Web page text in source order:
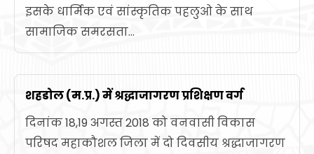
इसके धार्मिक एवं सांस्कृतिक पहलुओ के साथ
सामाजिक समरसता...
शहडोल (म.प्र.) में श्रद्धाजागरण प्रशिक्षण वर्ग
दिनांक 18,19 अगस्त 2018 को वनवासी विकास
परिषद महाकौशल जिला में दो दिवसीय श्रद्धाजागरण